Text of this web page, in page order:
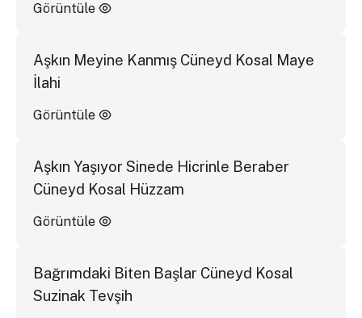
Görüntüle
Aşkın Meyine Kanmış Cüneyd Kosal Maye
İlahi
Görüntüle
Aşkın Yaşıyor Sinede Hicrinle Beraber
Cüneyd Kosal Hüzzam
Görüntüle
Bağrımdaki Biten Başlar Cüneyd Kosal
Suzinak Tevşih